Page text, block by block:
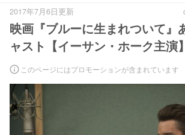
2017年7月6日更新
映画『ブルーに生まれついて』
ャスト【イーサン・ホーク主演】
このページにはプロモーションが含まれています